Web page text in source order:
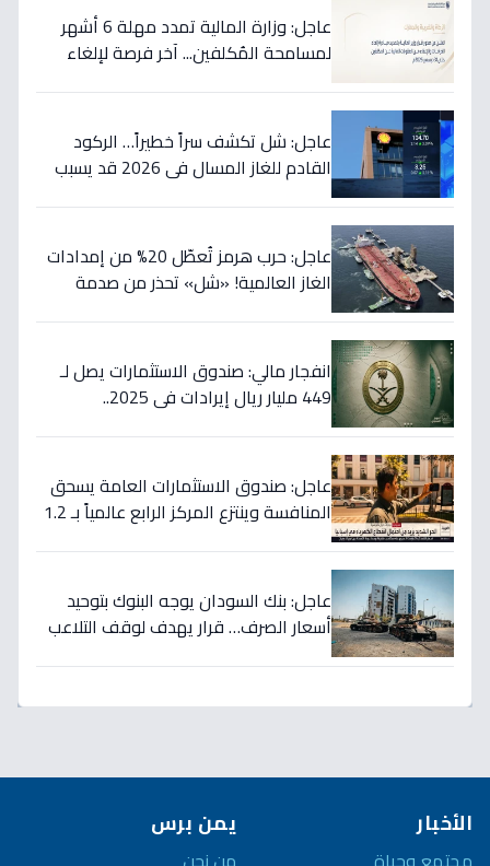
عاجل: وزارة المالية تمدد مهلة 6 أشهر
لمسامحة المُكلفين... آخر فرصة لإلغاء
عاجل: شل تكشف سراً خطيراً… الركود
القادم للغاز المسال في 2026 قد يسبب
عاجل: حرب هرمز تُعطّل 20% من إمدادات
الغاز العالمية! «شل» تحذر من صدمة
انفجار مالي: صندوق الاستثمارات يصل لـ
449 مليار ريال إيرادات في 2025..
عاجل: صندوق الاستثمارات العامة يسحق
المنافسة وينتزع المركز الرابع عالمياً بـ 1.2
عاجل: بنك السودان يوجه البنوك بتوحيد
أسعار الصرف… قرار يهدف لوقف التلاعب
الأخبار يمن برس